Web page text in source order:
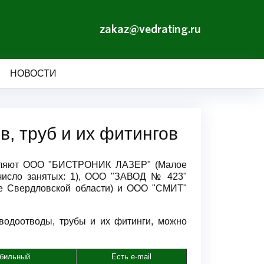
zakaz@vedrating.ru
НОВОСТИ
труб и их фитингов
ООО "БИСТРОНИК ЛАЗЕР" (Малое
число занятых: 1), ООО "ЗАВОД № 423"
Свердловской области) и ООО "СМИТ"
трубы и их фитинги, можно
Есть e-mail